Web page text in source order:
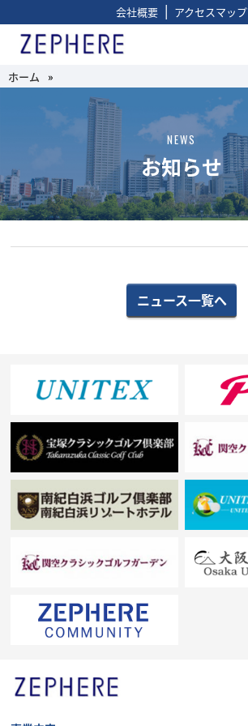
会社概要 | アクセスマップ
ホーム »
NEWS
お知らせ
ニュース一覧へ